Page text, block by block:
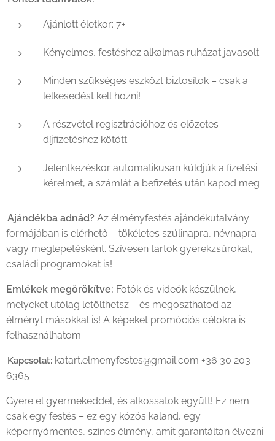
Ajánlott életkor: 7+
Kényelmes, festéshez alkalmas ruházat javasolt
Minden szükséges eszközt biztosítok – csak a
lelkesedést kell hozni!
A részvétel regisztrációhoz és előzetes
díjfizetéshez kötött
Jelentkezéskor automatikusan küldjük a fizetési
kérelmet, a számlát a befizetés után kapod meg
Ajándékba adnád? Az élményfestés ajándékutalvány
formájában is elérhető – tökéletes szülinapra, névnapra
vagy meglepetésként. Szívesen tartok gyerekzsúrokat,
családi programokat is!
Emlékek megörökítve: Fotók és videók készülnek,
melyeket utólag letölthetsz – és megoszthatod az
élményt másokkal is! A képeket promóciós célokra is
felhasználhatom.
Kapcsolat: katart.elmenyfestes@gmail.com +36 30 203
6365
Gyere el gyermekeddel, és alkossatok együtt! Ez nem
csak egy festés – ez egy közös kaland, egy
képernyőmentes, színes élmény, amit garantáltan élvezni